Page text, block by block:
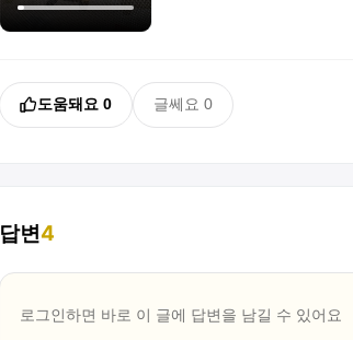
도움돼요 0 글쎄요 0
답변4
로그인하면 바로 이 글에 답변을 남길 수 있어요